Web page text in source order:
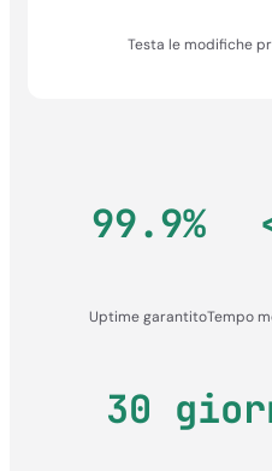
Testa le modifiche
99.9%
Uptime garantitoTempo
30